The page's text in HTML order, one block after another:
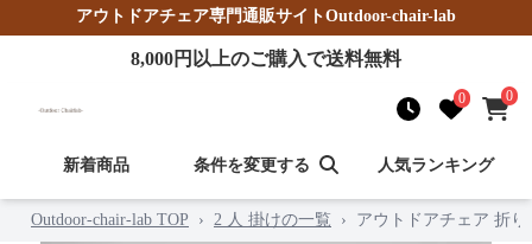
アウトドアチェア専門通販サイトOutdoor-chair-lab
8,000円以上のご購入で送料無料
0 0
新着商品 条件を変更する 人気ランキング
Outdoor-chair-lab TOP › 2 人 掛けの一覧 › アウトドアチェア 折